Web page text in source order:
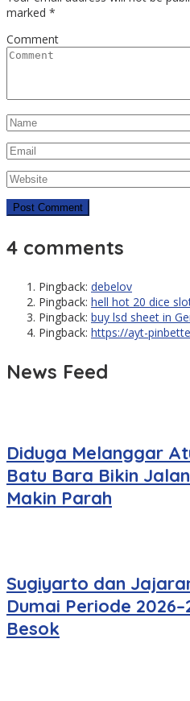
marked *
Comment
4 comments
Pingback: debelov
Pingback: hell hot 20 dice
Pingback: buy lsd sheet in
Pingback: https://ayt-
News Feed
Diduga Melanggar
Batu Bara Bikin
Makin Parah
Sugiyarto dan
Dumai Periode
Besok